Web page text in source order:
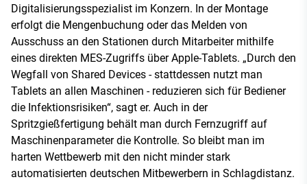
Digitalisierungsspezialist im Konzern. In der Montage
erfolgt die Mengenbuchung oder das Melden von
Ausschuss an den Stationen durch Mitarbeiter mithilfe
eines direkten MES-Zugriffs über Apple-Tablets. „Durch den
Wegfall von Shared Devices - stattdessen nutzt man
Tablets an allen Maschinen - reduzieren sich für Bediener
die Infektionsrisiken“, sagt er. Auch in der
Spritzgießfertigung behält man durch Fernzugriff auf
Maschinenparameter die Kontrolle. So bleibt man im
harten Wettbewerb mit den nicht minder stark
automatisierten deutschen Mitbewerbern in Schlagdistanz.